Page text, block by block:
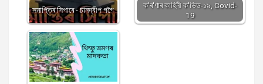
সমাপ্তিৰ সিপাৰে - চানদ্বীপ গগৈ
ক'ৰ'ণাৰ কাহিনী ক'ভিড-১৯, Covid-
19